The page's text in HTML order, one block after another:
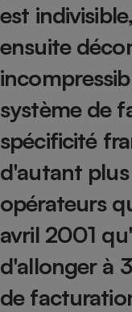
est
ensuite
système de
spécificité
d'autant
opérateurs
avril 2001
d'allonger à
de